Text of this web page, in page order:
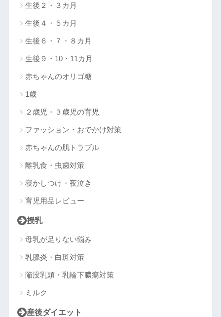
生後２・３カ月
生後４・５カ月
生後６・７・８カ月
生後９・10・11カ月
赤ちゃんのオリゴ糖
1歳
２歳児・３歳児の育児
ファッション・おでかけ対策
赤ちゃんの肌トラブル
離乳食・虫歯対策
寝かしつけ・夜泣き
育児用品レビュー
授乳
母乳が足りない悩み
乳腺炎・白斑対策
陥没乳頭・乳輪下膿瘍対策
ミルク
産後ダイエット